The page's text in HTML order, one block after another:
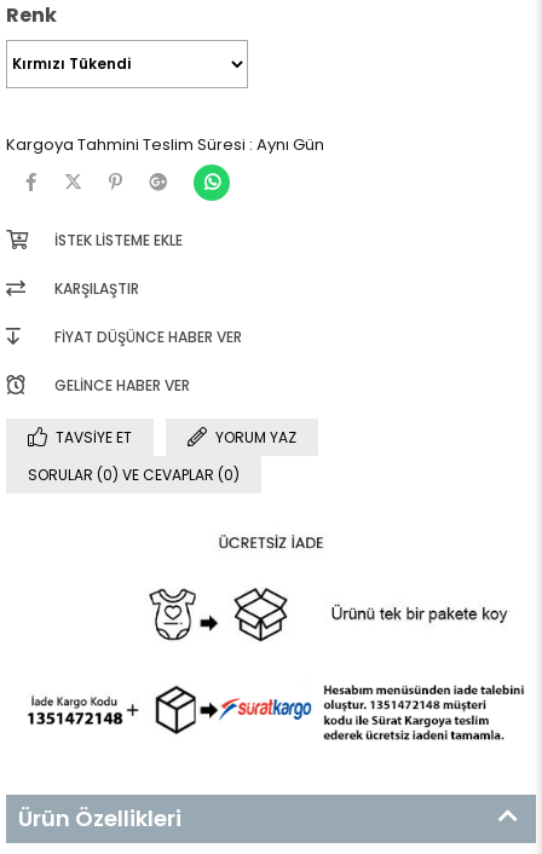
Renk
Kargoya Tahmini Teslim Süresi : Aynı Gün
İSTEK LISTEME EKLE
KARŞILAŞTIR
FIYAT DÜŞÜNCE HABER VER
GELINCE HABER VER
TAVSIYE ET
YORUM YAZ
SORULAR (0) VE CEVAPLAR (0)
Ürün Özellikleri